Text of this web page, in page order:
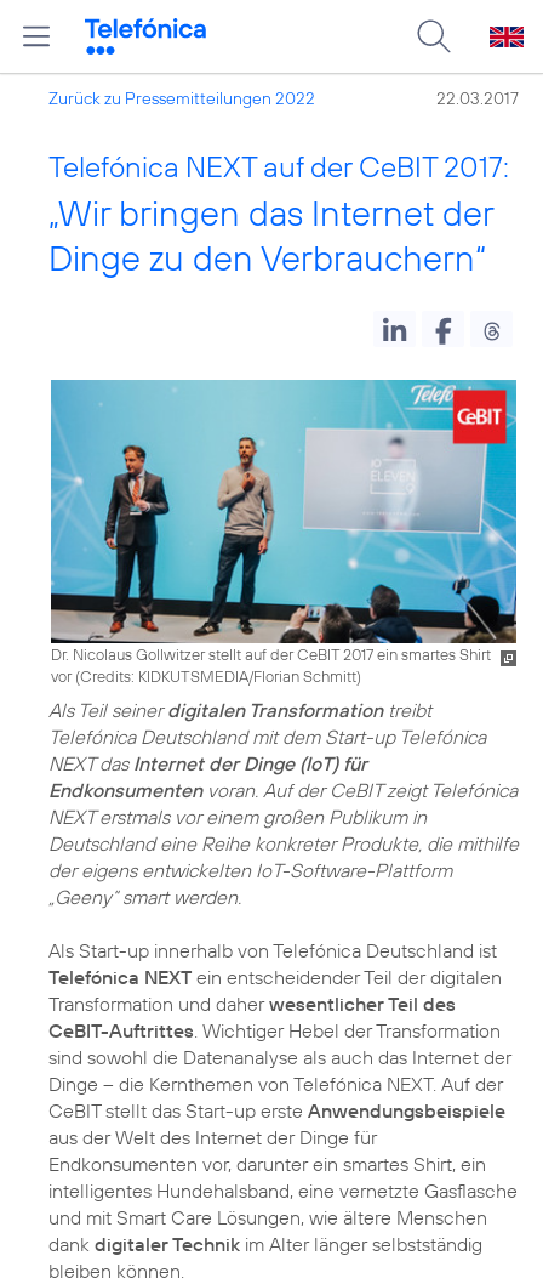
Zurück zu Pressemitteilungen 2022 22.03.2017
Telefónica NEXT auf der CeBIT 2017:
„Wir bringen das Internet der
Dinge zu den Verbrauchern“
Dr. Nicolaus Gollwitzer stellt auf der CeBIT 2017 ein smartes Shirt
vor (Credits: KIDKUTSMEDIA/Florian Schmitt)
Als Teil seinerdigitalen Transformationtreibt
Telefónica Deutschland mit dem Start-up Telefónica
NEXT das Internet der Dinge (IoT) für
Endkonsumentenvoran. Auf der CeBIT zeigt Telefónica
NEXT erstmals vor einem großen Publikum in
Deutschland eine Reihe konkreter Produkte, die mithilfe
der eigens entwickelten IoT-Software-Plattform
„Geeny“ smart werden.
Als Start-up innerhalb von Telefónica Deutschland ist
Telefónica NEXT ein entscheidender Teil der digitalen
Transformation und daherwesentlicher Teil des
CeBIT-Auftrittes . Wichtiger Hebel der Transformation
sind sowohl die Datenanalyse als auch das Internet der
Dinge – die Kernthemen von Telefónica NEXT. Auf der
CeBIT stellt das Start-up erste Anwendungsbeispiele
aus der Welt des Internet der Dinge für
Endkonsumenten vor, darunter ein smartes Shirt, ein
intelligentes Hundehalsband, eine vernetzte Gasflasche
und mit Smart Care Lösungen, wie ältere Menschen
dank digitaler Technik im Alter länger selbstständig
bleiben können.